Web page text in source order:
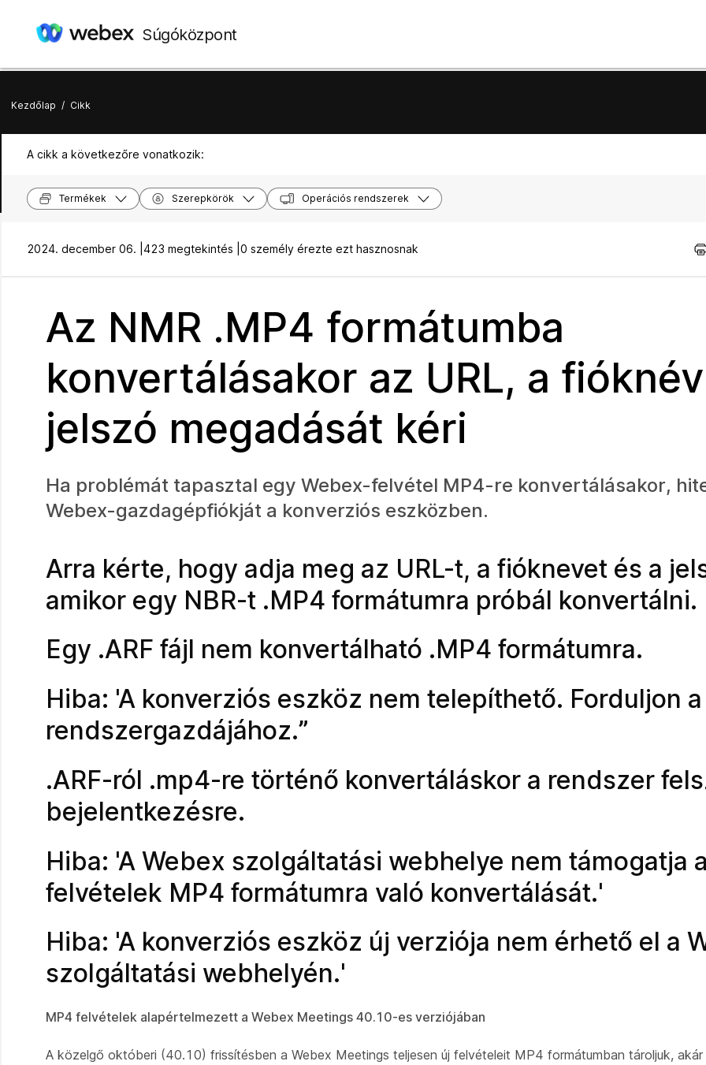
Súgóközpont
Kezdőlap / Cikk
A cikk a következőre vonatkozik:
Termékek Szerepkörök Operációs rendszerek
2024. december 06. | 423 megtekintés | 0 személy érezte ezt hasznosnak
Az NMR .MP4 formátumba
konvertálásakor az URL, a
jelszó megadását kéri
Ha problémát tapasztal egy Webex-felvétel MP4-re konvertálásakor,
Webex-gazdagépfiókját a konverziós eszközben.
Arra kérte, hogy adja meg az URL-t, a fióknevet és a
amikor egy NBR-t .MP4 formátumra próbál konvertálni.
Egy .ARF fájl nem konvertálható .MP4 formátumra.
Hiba: 'A konverziós eszköz nem telepíthető. Forduljon
rendszergazdájához.”
.ARF-ról .mp4-re történő konvertáláskor a rendszer
bejelentkezésre.
Hiba: 'A Webex szolgáltatási webhelye nem támogatja
felvételek MP4 formátumra való konvertálását.'
Hiba: 'A konverziós eszköz új verziója nem érhető el a
szolgáltatási webhelyén.'
MP4 felvételek alapértelmezett a Webex Meetings 40.10-es verziójában
A közelgő októberi (40.10) frissítésben a Webex Meetings teljesen új felvételeit MP4 formátumban tároljuk,